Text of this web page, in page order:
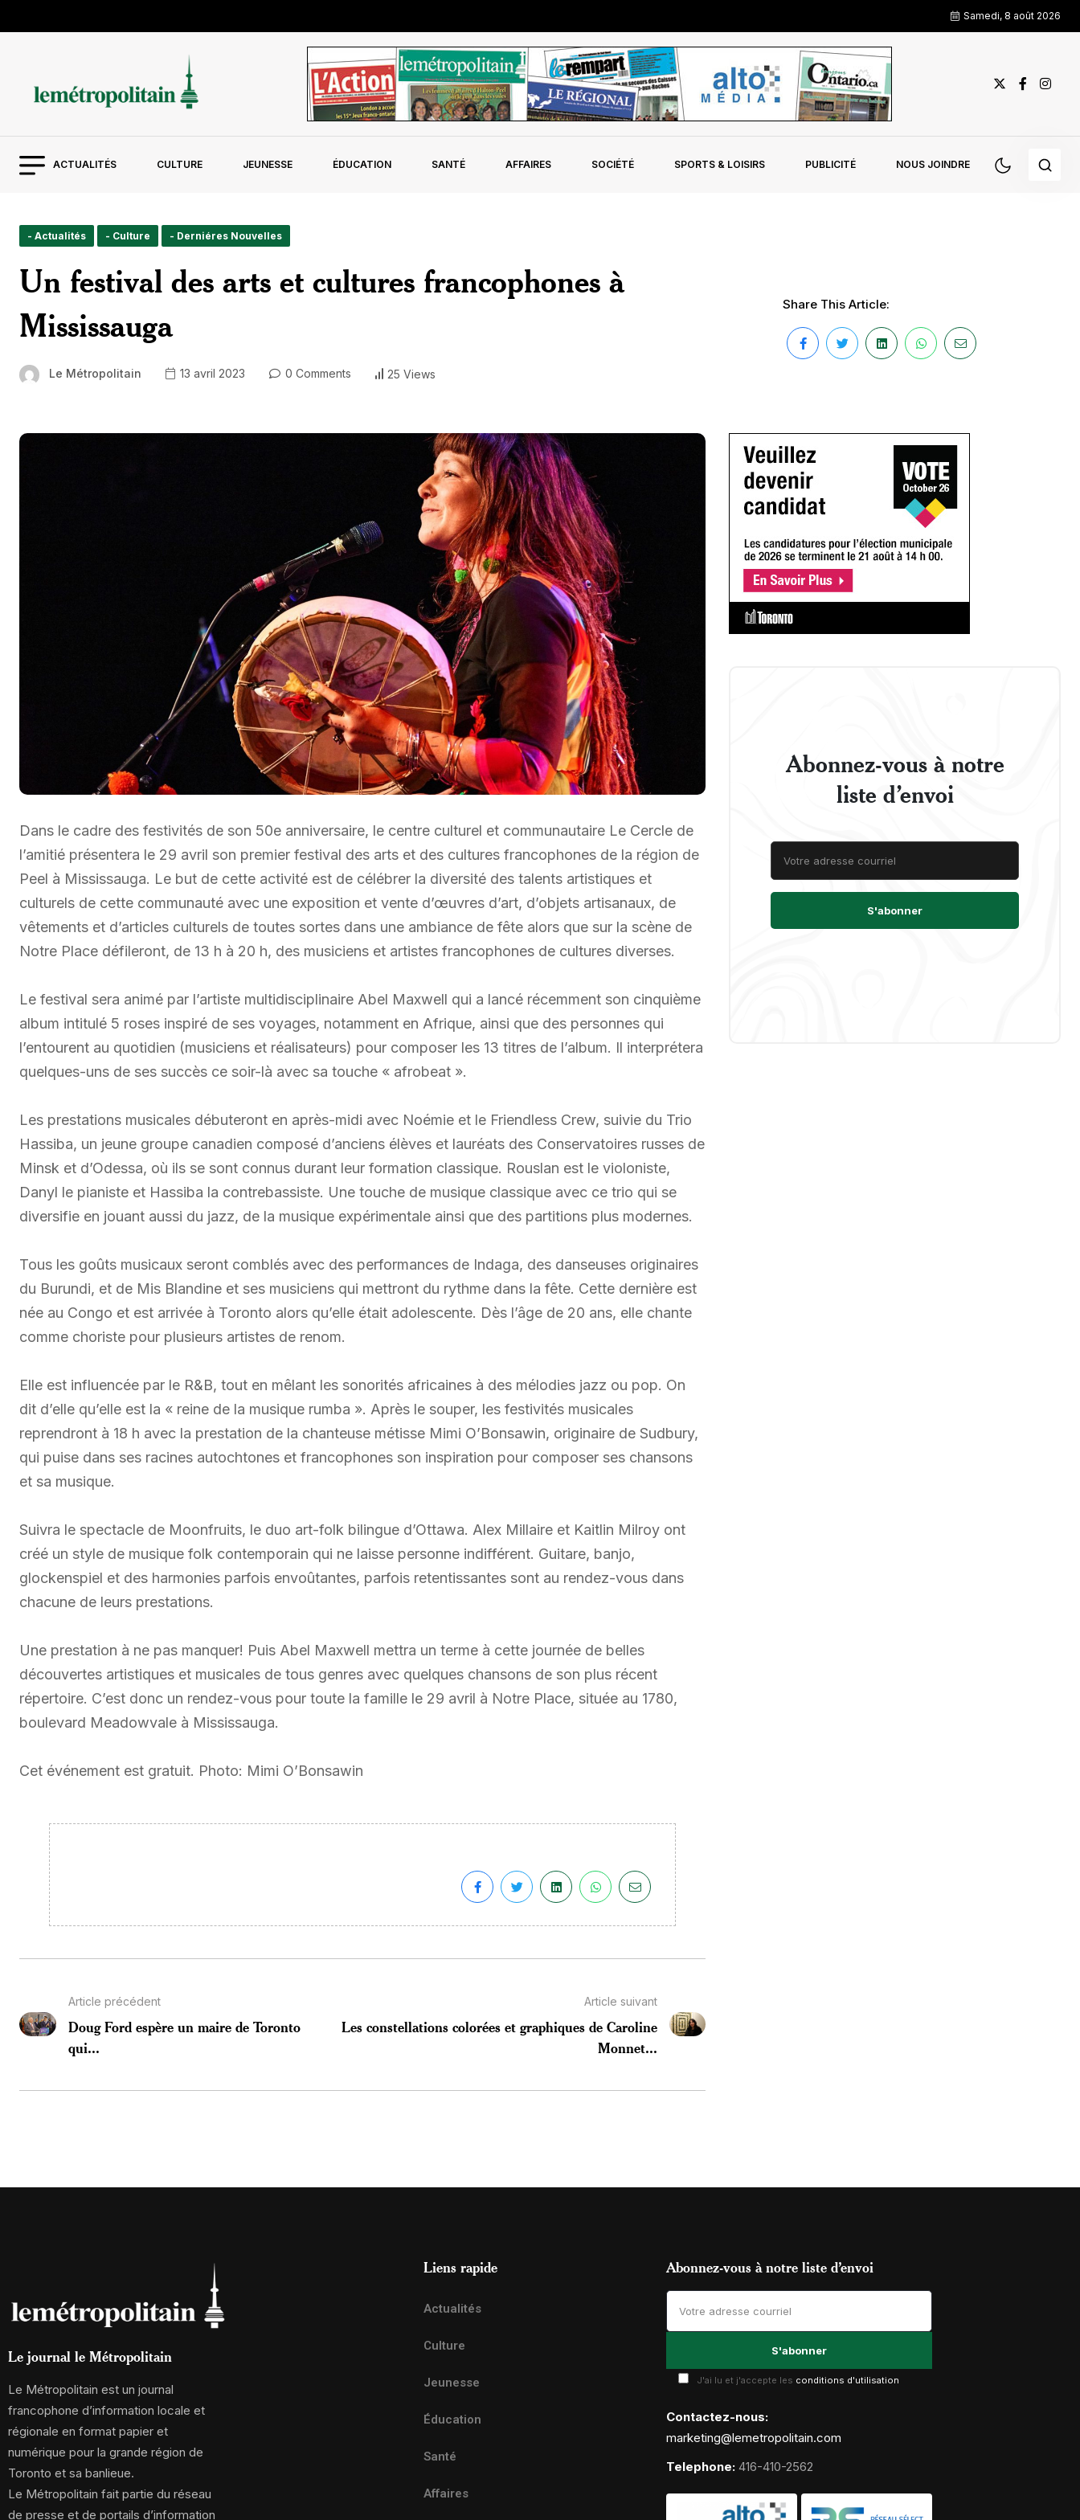
Samedi, 8 août 2026
ACTUALITÉS CULTURE JEUNESSE ÉDUCATION SANTÉ AFFAIRES SOCIÉTÉ SPORTS & LOISIRS PUBLICITÉ NOUS JOINDRE
- Actualités - Culture - Derniéres Nouvelles
Un festival des arts et cultures francophones à
Mississauga
Le Métropolitain 13 avril 2023 0 Comments 25 Views
Share This Article:
Dans le cadre des festivités de son 50e anniversaire, le centre culturel et communautaire Le Cercle de
l’amitié présentera le 29 avril son premier festival des arts et des cultures francophones de la région de
Peel à Mississauga. Le but de cette activité est de célébrer la diversité des talents artistiques et
culturels de cette communauté avec une exposition et vente d’œuvres d’art, d’objets artisanaux, de
vêtements et d’articles culturels de toutes sortes dans une ambiance de fête alors que sur la scène de
Notre Place défileront, de 13 h à 20 h, des musiciens et artistes francophones de cultures diverses.
Le festival sera animé par l’artiste multidisciplinaire Abel Maxwell qui a lancé récemment son cinquième
album intitulé 5 roses inspiré de ses voyages, notamment en Afrique, ainsi que des personnes qui
l’entourent au quotidien (musiciens et réalisateurs) pour composer les 13 titres de l’album. Il interprétera
quelques-uns de ses succès ce soir-là avec sa touche « afrobeat ».
Les prestations musicales débuteront en après-midi avec Noémie et le Friendless Crew, suivie du Trio
Hassiba, un jeune groupe canadien composé d’anciens élèves et lauréats des Conservatoires russes de
Minsk et d’Odessa, où ils se sont connus durant leur formation classique. Rouslan est le violoniste,
Danyl le pianiste et Hassiba la contrebassiste. Une touche de musique classique avec ce trio qui se
diversifie en jouant aussi du jazz, de la musique expérimentale ainsi que des partitions plus modernes.
Tous les goûts musicaux seront comblés avec des performances de Indaga, des danseuses originaires
du Burundi, et de Mis Blandine et ses musiciens qui mettront du rythme dans la fête. Cette dernière est
née au Congo et est arrivée à Toronto alors qu’elle était adolescente. Dès l’âge de 20 ans, elle chante
comme choriste pour plusieurs artistes de renom.
Elle est influencée par le R&B, tout en mêlant les sonorités africaines à des mélodies jazz ou pop. On
dit d’elle qu’elle est la « reine de la musique rumba ». Après le souper, les festivités musicales
reprendront à 18 h avec la prestation de la chanteuse métisse Mimi O’Bonsawin, originaire de Sudbury,
qui puise dans ses racines autochtones et francophones son inspiration pour composer ses chansons
et sa musique.
Suivra le spectacle de Moonfruits, le duo art-folk bilingue d’Ottawa. Alex Millaire et Kaitlin Milroy ont
créé un style de musique folk contemporain qui ne laisse personne indifférent. Guitare, banjo,
glockenspiel et des harmonies parfois envoûtantes, parfois retentissantes sont au rendez-vous dans
chacune de leurs prestations.
Une prestation à ne pas manquer! Puis Abel Maxwell mettra un terme à cette journée de belles
découvertes artistiques et musicales de tous genres avec quelques chansons de son plus récent
répertoire. C’est donc un rendez-vous pour toute la famille le 29 avril à Notre Place, située au 1780,
boulevard Meadowvale à Mississauga.
Cet événement est gratuit. Photo: Mimi O’Bonsawin
Article précédent
Doug Ford espère un maire de Toronto
qui...
Article suivant
Les constellations colorées et graphiques de Caroline
Monnet...
Abonnez-vous à notre
liste d’envoi
Le journal le Métropolitain
Le Métropolitain est un journal
francophone d’information locale et
régionale en format papier et
numérique pour la grande région de
Toronto et sa banlieue.
Le Métropolitain fait partie du réseau
de presse et de portails d’information
Liens rapide
Actualités
Culture
Jeunesse
Éducation
Santé
Affaires
Abonnez-vous à notre liste d’envoi
J'ai lu et j'accepte les conditions d'utilisation
Contactez-nous:
marketing@lemetropolitain.com
Telephone: 416-410-2562